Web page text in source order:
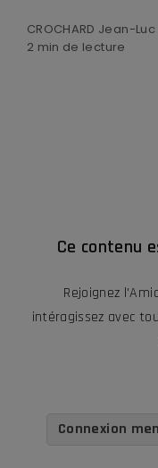
CROCHARD Jean-Luc
2 min de lecture
Ce contenu
Rejoignez
intéragissez avec
Connexion